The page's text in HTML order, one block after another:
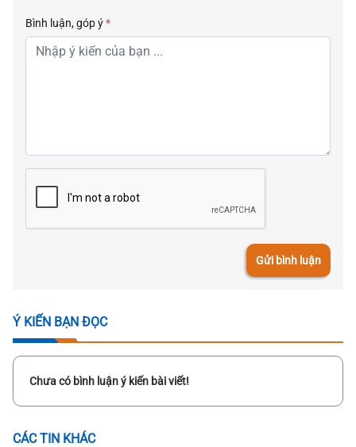
Bình luận, góp ý*
Gửi bình luận
Ý KIẾN BẠN ĐỌC
Chưa có bình luận ý kiến bài viết!
CÁC TIN KHÁC